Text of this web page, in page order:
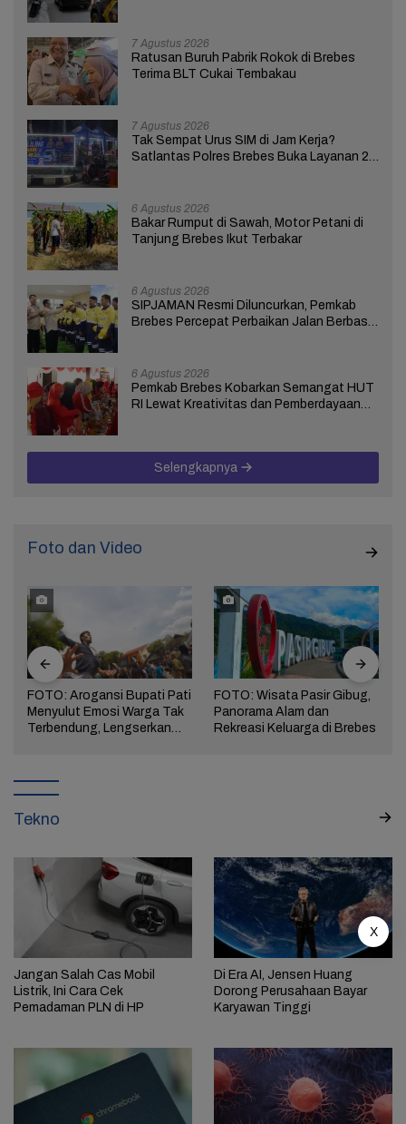
7 Agustus 2026
Ratusan Buruh Pabrik Rokok di Brebes
Terima BLT Cukai Tembakau
7 Agustus 2026
Tak Sempat Urus SIM di Jam Kerja?
Satlantas Polres Brebes Buka Layanan 24
6 Agustus 2026
Bakar Rumput di Sawah, Motor Petani di
Tanjung Brebes Ikut Terbakar
6 Agustus 2026
SIPJAMAN Resmi Diluncurkan, Pemkab
Brebes Percepat Perbaikan Jalan Berbasis
6 Agustus 2026
Pemkab Brebes Kobarkan Semangat HUT
RI Lewat Kreativitas dan Pemberdayaan
Selengkapnya
Foto dan Video
FOTO: Arogansi Bupati Pati
Menyulut Emosi Warga Tak
Terbendung, Lengserkan
FOTO: Wisata Pasir Gibug,
Panorama Alam dan
Rekreasi Keluarga di Brebes
Tekno
Jangan Salah Cas Mobil
Listrik, Ini Cara Cek
Pemadaman PLN di HP
Di Era AI, Jensen Huang
Dorong Perusahaan Bayar
Karyawan Tinggi
X